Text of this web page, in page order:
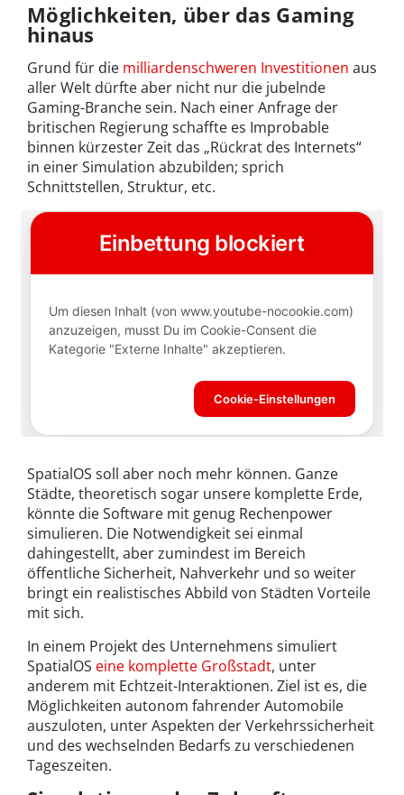
Möglichkeiten, über das Gaming
hinaus
Grund für die milliardenschweren Investitionen aus
aller Welt dürfte aber nicht nur die jubelnde
Gaming-Branche sein. Nach einer Anfrage der
britischen Regierung schaffte es Improbable
binnen kürzester Zeit das „Rückrat des Internets“
in einer Simulation abzubilden; sprich
Schnittstellen, Struktur, etc.
SpatialOS soll aber noch mehr können. Ganze
Städte, theoretisch sogar unsere komplette Erde,
könnte die Software mit genug Rechenpower
simulieren. Die Notwendigkeit sei einmal
dahingestellt, aber zumindest im Bereich
öffentliche Sicherheit, Nahverkehr und so weiter
bringt ein realistisches Abbild von Städten Vorteile
mit sich.
In einem Projekt des Unternehmens simuliert
SpatialOS eine komplette Großstadt, unter
anderem mit Echtzeit-Interaktionen. Ziel ist es, die
Möglichkeiten autonom fahrender Automobile
auszuloten, unter Aspekten der Verkehrssicherheit
und des wechselnden Bedarfs zu verschiedenen
Tageszeiten.